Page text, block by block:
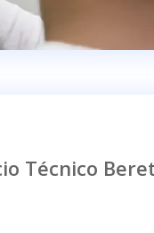
Técnico